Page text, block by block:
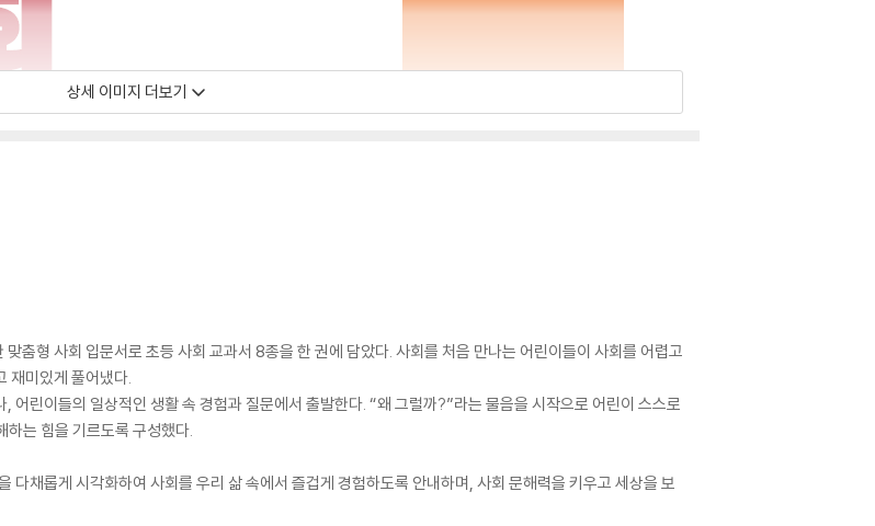
상세 이미지 더보기
춤형 사회 입문서로 초등 사회 교과서 8종을 한 권에 담았다. 사회를 처음 만나는 어린이들이 사회를 어렵고
재미있게 풀어냈다.
어린이들의 일상적인 생활 속 경험과 질문에서 출발한다. “왜 그럴까?”라는 물음을 시작으로 어린이 스스로
는 힘을 기르도록 구성했다.
다채롭게 시각화하여 사회를 우리 삶 속에서 즐겁게 경험하도록 안내하며, 사회 문해력을 키우고 세상을 보